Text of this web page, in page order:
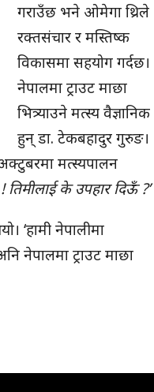
गराउँछ भने ओमेगा थ्रिले
रक्तसंचार र मस्तिष्क
विकासमा सहयोग गर्दछ।
नेपालमा ट्राउट माछा
भित्र्याउने मत्स्य वैज्ञानिक
हुन् डा. टेकबहादुर गुरुङ।
मत्स्यपालन
तिमीलाई के उपहार दिऊँ ?’
‘हामी नेपालीमा
नेपालमा ट्राउट माछा